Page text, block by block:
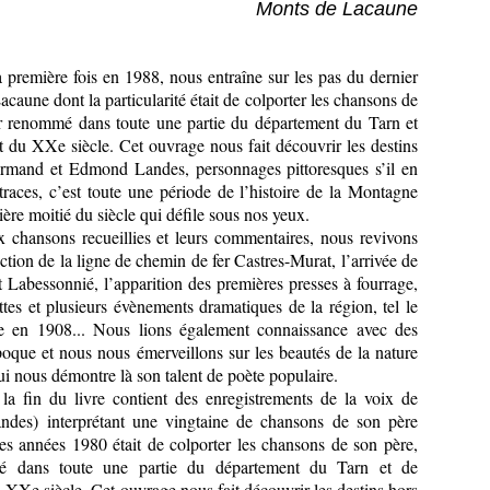
Monts de Lacaune
fois en 1988, nous entraîne sur les pas du dernier
dont la particularité était de colporter les chansons de
renommé dans toute une partie du département du Tarn et
du XXe siècle. Cet ouvrage nous fait découvrir les destins
et Edmond Landes, personnages pittoresques s’il en
c’est toute une période de l’histoire de la Montagne
moitié du siècle qui défile sous nos yeux.
recueillies et leurs commentaires, nous revivons
de la ligne de chemin de fer Castres-Murat, l’arrivée de
l’apparition des premières presses à fourrage,
et plusieurs évènements dramatiques de la région, tel le
1908... Nous lions également connaissance avec des
et nous nous émerveillons sur les beautés de la nature
nous démontre là son talent de poète populaire.
fin du livre contient des enregistrements de la voix de
interprétant une vingtaine de chansons de son père
années 1980 était de colporter les chansons de son père,
dans toute une partie du département du Tarn et de